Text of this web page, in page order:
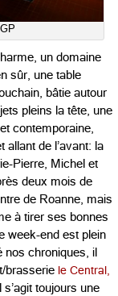
un domaine
sûr, une table
bâtie autour
pleins la tête, une
contemporaine,
allant de l’avant: la
Pierre, Michel et
deux mois de
de Roanne, mais
à tirer ses bonnes
week-end est plein
nos chroniques, il
brasserie le Central,
s’agit toujours une